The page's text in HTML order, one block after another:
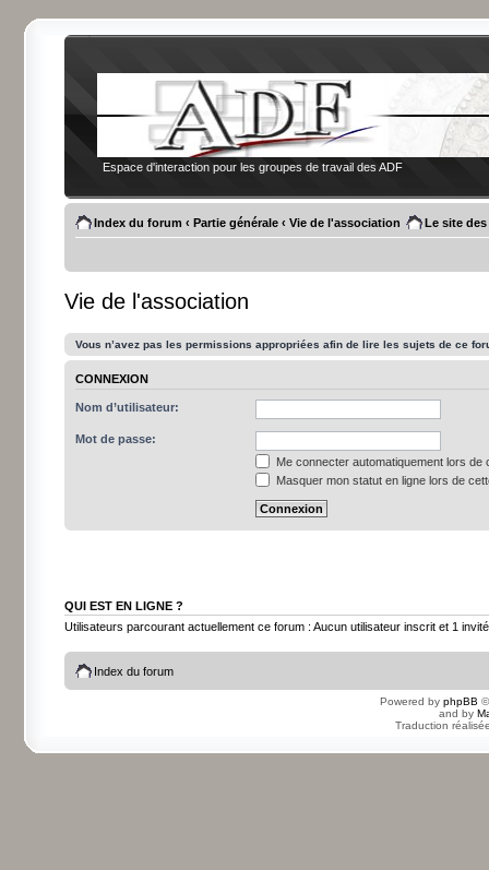
Espace d'interaction pour les groupes de travail des ADF
Index du forum ‹ Partie générale ‹ Vie de l'association Le site
Vie de l'association
Vous n’avez pas les permissions appropriées afin de lire les sujets de ce
CONNEXION
Nom d’utilisateur:
Mot de passe:
Me connecter automatiquement lors de
Masquer mon statut en ligne lors de
QUI EST EN LIGNE ?
Utilisateurs parcourant actuellement ce forum : Aucun utilisateur inscrit et 1 invité
Index du forum
Powered by phpBB
and by
Traduction